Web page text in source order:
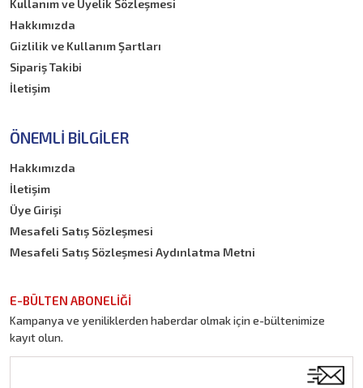
Kullanım ve Üyelik Sözleşmesi
Hakkımızda
Gizlilik ve Kullanım Şartları
Sipariş Takibi
İletişim
ÖNEMLI BILGILER
Hakkımızda
İletişim
Üye Girişi
Mesafeli Satış Sözleşmesi
Mesafeli Satış Sözleşmesi Aydınlatma Metni
E-BÜLTEN ABONELİĞİ
Kampanya ve yeniliklerden haberdar olmak için e-bültenimize
kayıt olun.